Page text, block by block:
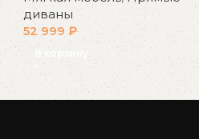
диваны
52 999 ₽
В корзину